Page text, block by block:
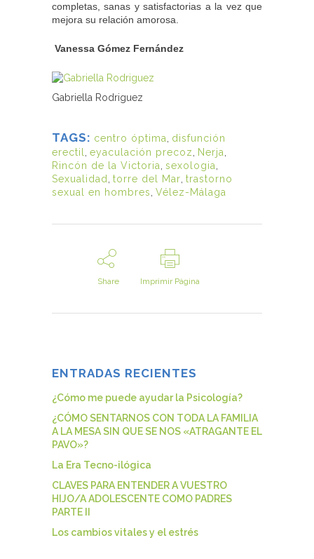
completas, sanas y satisfactorias a la vez que
mejora su relación amorosa.
Vanessa Gómez Fernández
Gabriella Rodriguez
TAGS: centro óptima
disfunción
erectil
eyaculación precoz Nerja
Rincón de la Victoria sexologia
Sexualidad
torre del Mar trastorno
sexual en hombres Vélez-Málaga
Share Imprimir Página
ENTRADAS RECIENTES
¿Cómo me puede ayudar la Psicología?
¿CÓMO SENTARNOS CON TODA LA FAMILIA
A LA MESA SIN QUE SE NOS «ATRAGANTE EL
PAVO»?
La Era Tecno-ilógica
CLAVES PARA ENTENDER A VUESTRO
HIJO/A ADOLESCENTE COMO PADRES
PARTE II
Los cambios vitales y el estrés